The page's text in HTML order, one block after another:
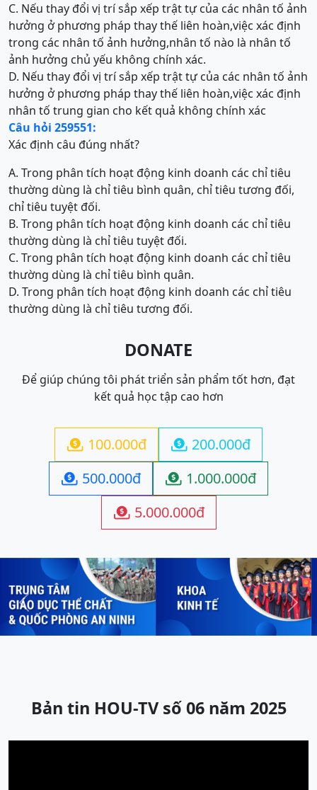
C. Nếu thay đổi vị trí sắp xếp trật tự của các nhân tố ảnh
hưởng ở phương pháp thay thế liên hoàn,việc xác định
trong các nhân tố ảnh hưởng,nhân tố nào là nhân tố
ảnh hưởng chủ yếu không chính xác.
D. Nếu thay đổi vị trí sắp xếp trật tự của các nhân tố ảnh
hưởng ở phương pháp thay thế liên hoàn,việc xác định
nhân tố trung gian cho kết quả không chính xác
Câu hỏi 259551:
Xác định câu đúng nhất?
A. Trong phân tích hoạt động kinh doanh các chỉ tiêu
thường dùng là chỉ tiêu bình quân, chỉ tiêu tương đối,
chỉ tiêu tuyệt đối.
B. Trong phân tích hoạt động kinh doanh các chỉ tiêu
thường dùng là chỉ tiêu tuyệt đối.
C. Trong phân tích hoạt động kinh doanh các chỉ tiêu
thường dùng là chỉ tiêu bình quân.
D. Trong phân tích hoạt động kinh doanh các chỉ tiêu
thường dùng là chỉ tiêu tương đối.
DONATE
Để giúp chúng tôi phát triển sản phẩm tốt hơn, đạt
kết quả học tập cao hơn
 100.000đ  200.000đ
 500.000đ  1.000.000đ
 5.000.000đ
Previous Next
Bản tin HOU-TV số 06 năm 2025